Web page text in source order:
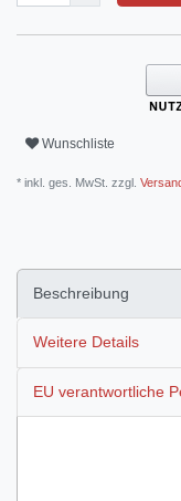
Wunschliste
* inkl. ges. MwSt. zzgl.
Beschreibung
Weitere Details
EU verantwortliche